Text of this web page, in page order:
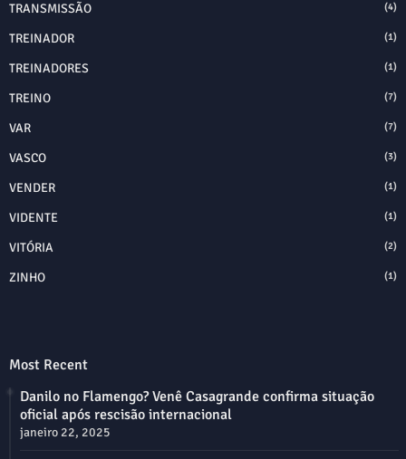
TRANSMISSÃO (4)
TREINADOR (1)
TREINADORES (1)
TREINO (7)
VAR (7)
VASCO (3)
VENDER (1)
VIDENTE (1)
VITÓRIA (2)
ZINHO (1)
Most Recent
Danilo no Flamengo? Venê Casagrande confirma situação
oficial após rescisão internacional
janeiro 22, 2025